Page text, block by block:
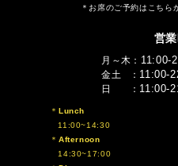
お席のご予約はこちら
営
月～木 11:00-
金土 11:00-
日 11:00-
Lunch
11:00~14:30
Afternoon
14:30~17:00